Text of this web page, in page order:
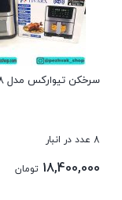
سرخکن تیوارکس مدل 1088
8 عدد در انبار
18,400,000 تومان